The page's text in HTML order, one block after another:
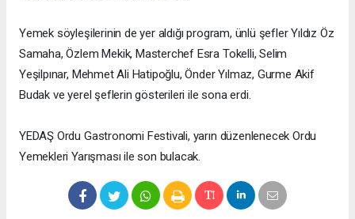
Yemek söyleşilerinin de yer aldığı program, ünlü şefler Yıldız Öz
Samaha, Özlem Mekik, Masterchef Esra Tokelli, Selim
Yeşilpınar, Mehmet Ali Hatipoğlu, Önder Yılmaz, Gurme Akif
Budak ve yerel şeflerin gösterileri ile sona erdi.
YEDAŞ Ordu Gastronomi Festivali, yarın düzenlenecek Ordu
Yemekleri Yarışması ile son bulacak.